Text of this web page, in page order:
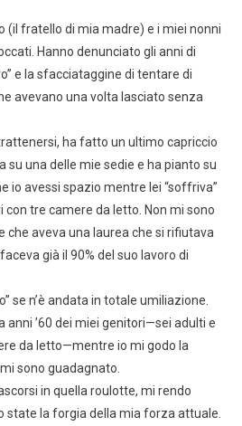
(il fratello di mia madre) e i miei nonni
Hanno denunciato gli anni di
e la sfacciataggine di tentare di
avevano una volta lasciato senza
ha fatto un ultimo capriccio
su una delle mie sedie e ha pianto su
io avessi spazio mentre lei “soffriva”
con tre camere da letto. Non mi sono
aveva una laurea che si rifiutava
già il 90% del suo lavoro di
se n’è andata in totale umiliazione.
anni ’60 dei miei genitori—sei adulti e
da letto—mentre io mi godo la
sono guadagnato.
in quella roulotte, mi rendo
state la forgia della mia forza attuale.